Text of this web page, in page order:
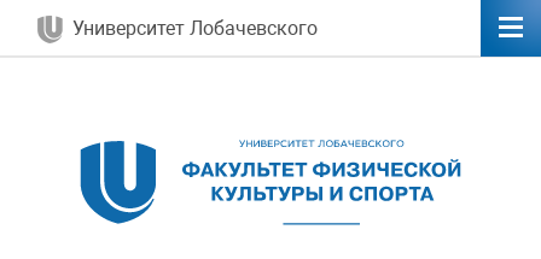
Университет Лобачевского